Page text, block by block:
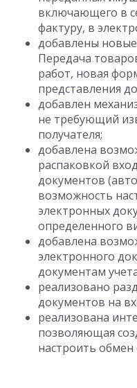
включающего в
фактуру, в
добавлены
Передача
работ, новая
представления
добавлен
не требующий
получателя;
добавлена
распаковкой
документов
возможность
электронных
определенного
добавлена
электронного
документам
реализовано
документов на
реализована
позволяющая
настроить